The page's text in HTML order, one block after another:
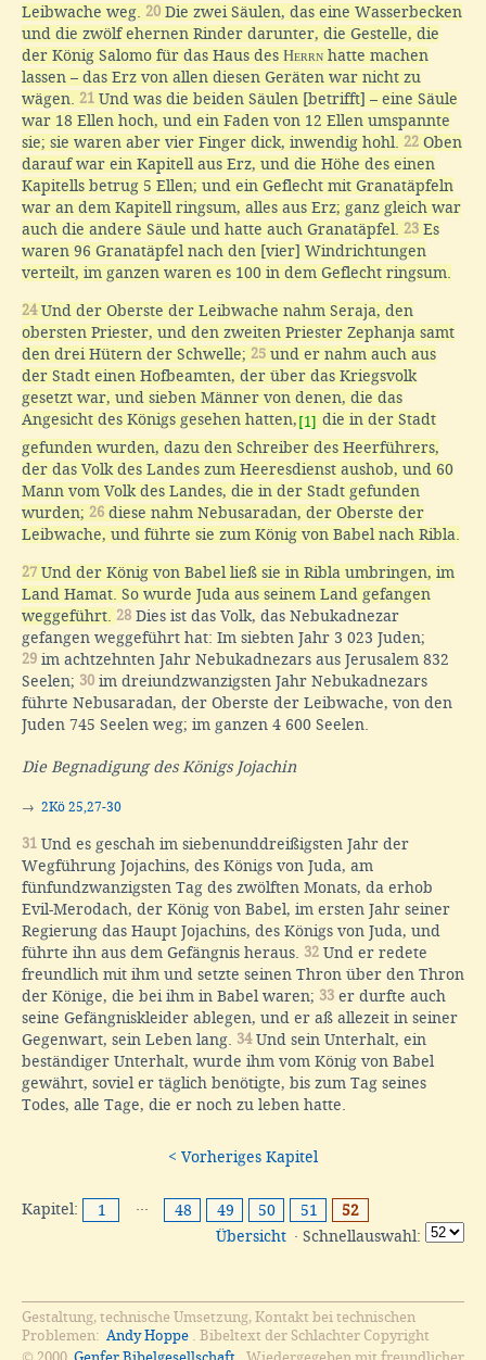
Leibwache weg. 20 Die zwei Säulen, das eine Wasserbecken
und die zwölf ehernen Rinder darunter, die Gestelle, die
der König Salomo für das Haus des Herrn hatte machen
lassen – das Erz von allen diesen Geräten war nicht zu
wägen. 21 Und was die beiden Säulen [betrifft] – eine Säule
war 18 Ellen hoch, und ein Faden von 12 Ellen umspannte
sie; sie waren aber vier Finger dick, inwendig hohl. 22 Oben
darauf war ein Kapitell aus Erz, und die Höhe des einen
Kapitells betrug 5 Ellen; und ein Geflecht mit Granatäpfeln
war an dem Kapitell ringsum, alles aus Erz; ganz gleich war
auch die andere Säule und hatte auch Granatäpfel. 23 Es
waren 96 Granatäpfel nach den [vier] Windrichtungen
verteilt, im ganzen waren es 100 in dem Geflecht ringsum.
24Und der Oberste der Leibwache nahm Seraja, den
obersten Priester, und den zweiten Priester Zephanja samt
den drei Hütern der Schwelle; 25 und er nahm auch aus
der Stadt einen Hofbeamten, der über das Kriegsvolk
gesetzt war, und sieben Männer von denen, die das
Angesicht des Königs gesehen hatten, [1] die in der Stadt
gefunden wurden, dazu den Schreiber des Heerführers,
der das Volk des Landes zum Heeresdienst aushob, und 60
Mann vom Volk des Landes, die in der Stadt gefunden
wurden; 26 diese nahm Nebusaradan, der Oberste der
Leibwache, und führte sie zum König von Babel nach Ribla.
27 Und der König von Babel ließ sie in Ribla umbringen, im
Land Hamat. So wurde Juda aus seinem Land gefangen
weggeführt. 28 Dies ist das Volk, das Nebukadnezar
gefangen weggeführt hat: Im siebten Jahr 3 023 Juden;
29 im achtzehnten Jahr Nebukadnezars aus Jerusalem 832
Seelen; 30 im dreiundzwanzigsten Jahr Nebukadnezars
führte Nebusaradan, der Oberste der Leibwache, von den
Juden 745 Seelen weg; im ganzen 4 600 Seelen.
Die Begnadigung des Königs Jojachin
→ 2Kö 25,27-30
31 Und es geschah im siebenunddreißigsten Jahr der
Wegführung Jojachins, des Königs von Juda, am
fünfundzwanzigsten Tag des zwölften Monats, da erhob
Evil-Merodach, der König von Babel, im ersten Jahr seiner
Regierung das Haupt Jojachins, des Königs von Juda, und
führte ihn aus dem Gefängnis heraus. 32 Und er redete
freundlich mit ihm und setzte seinen Thron über den Thron
der Könige, die bei ihm in Babel waren; 33 er durfte auch
seine Gefängniskleider ablegen, und er aß allezeit in seiner
Gegenwart, sein Leben lang. 34Und sein Unterhalt, ein
beständiger Unterhalt, wurde ihm vom König von Babel
gewährt, soviel er täglich benötigte, bis zum Tag seines
Todes, alle Tage, die er noch zu leben hatte.
< Vorheriges Kapitel
Kapitel: 1 ··· 48 49 50 51
52
Übersicht · Schnellauswahl:
Gestaltung, technische Umsetzung, Kontakt bei technischen
Problemen: Andy Hoppe . Bibeltext der Schlachter Copyright